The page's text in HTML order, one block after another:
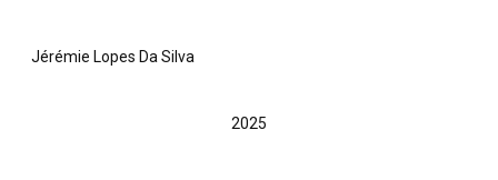
Jérémie Lopes Da Silva
2025